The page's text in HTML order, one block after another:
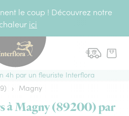
le coup ! Découvrez notre
ici
4h par un fleuriste Interflora
› Magny
à Magny (89200) par